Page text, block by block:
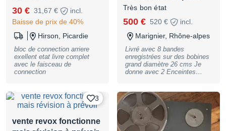
30 € 31,67 €
incl.
Baisse de prix de 40%
Hirson, Picardie
bloc de connection arriere
exellent etat livre complet
avec le faisceau de
connection
Très bon état
500 € 520 €
incl.
Marignier, Rhône-alpes
Livré avec 8 bandes
enregistrées sur des bobines
grand diamètre 26 cms Je
donne avec 2 Enceintes
Profondeur 24 cm ainsi que
les câbles enceintes
3
vente revox fonctionne